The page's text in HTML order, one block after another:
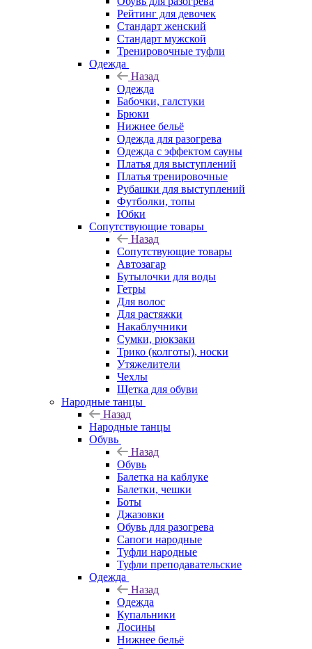
Рейтинг для девочек
Стандарт женский
Стандарт мужской
Тренировочные туфли
Одежда
Назад
Одежда
Бабочки, галстуки
Брюки
Нижнее бельё
Одежда для разогрева
Одежда с эффектом сауны
Платья для выступлений
Платья тренировочные
Рубашки для выступлений
Футболки, топы
Юбки
Сопутствующие товары
Назад
Сопутствующие товары
Автозагар
Бутылочки для воды
Гетры
Для волос
Для растяжки
Накаблучники
Сумки, рюкзаки
Трико (колготы), носки
Утяжелители
Чехлы
Щетка для обуви
Народные танцы
Назад
Народные танцы
Обувь
Назад
Обувь
Балетка на каблуке
Балетки, чешки
Боты
Джазовки
Обувь для разогрева
Сапоги народные
Туфли народные
Туфли преподавательские
Одежда
Назад
Одежда
Купальники
Лосины
Нижнее бельё